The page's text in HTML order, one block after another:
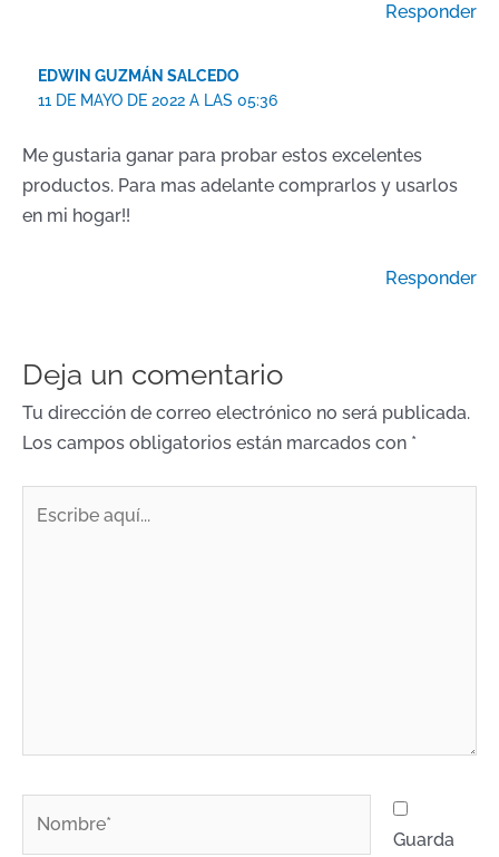
Responder
EDWIN GUZMÁN SALCEDO
11 DE MAYO DE 2022 A LAS 05:36
Me gustaria ganar para probar estos excelentes
productos. Para mas adelante comprarlos y usarlos
en mi hogar!!
Responder
Deja un comentario
Tu dirección de correo electrónico no será publicada.
Los campos obligatorios están marcados con *
Guarda